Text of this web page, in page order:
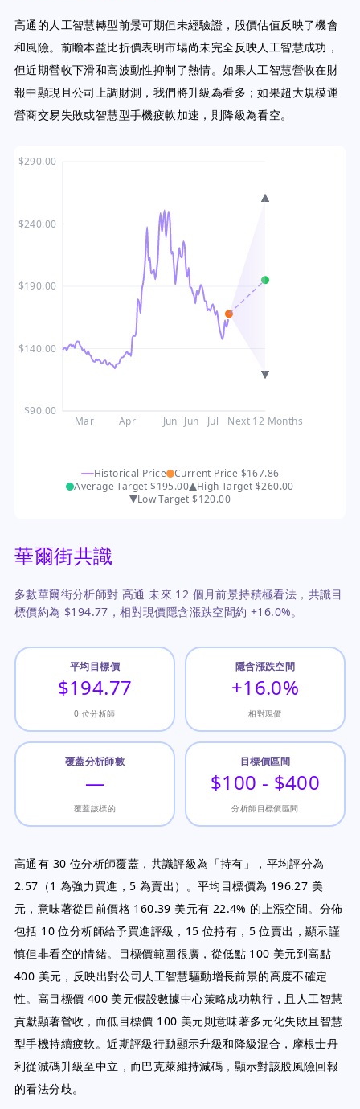
高通的人工智慧轉型前景可期但未經驗證，股價估值反映了機會
和風險。前瞻本益比折價表明市場尚未完全反映人工智慧成功，
但近期營收下滑和高波動性抑制了熱情。如果人工智慧營收在財
報中顯現且公司上調財測，我們將升級為看多；如果超大規模運
營商交易失敗或智慧型手機疲軟加速，則降級為看空。
$90.00
$140.00
$190.00
$240.00
$290.00
Mar Apr Jun Jun Jul Next 12 Months
Historical Price Current Price $167.86
Average Target$195.00 High Target $260.00
Low Target$120.00
華爾街共識
多數華爾街分析師對 高通 未來 12 個月前景持積極看法，共識目
標價約為 $194.77，相對現價隱含漲跌空間約 +16.0%。
平均目標價
$194.77
0 位分析師
隱含漲跌空間
+16.0%
相對現價
覆蓋分析師數
—
覆蓋該標的
目標價區間
$100 - $400
分析師目標價區間
高通有 30 位分析師覆蓋，共識評級為「持有」，平均評分為
2.57（1 為強力買進，5 為賣出）。平均目標價為 196.27 美
元，意味著從目前價格 160.39 美元有 22.4% 的上漲空間。分佈
包括 10 位分析師給予買進評級，15 位持有，5 位賣出，顯示謹
慎但非看空的情緒。目標價範圍很廣，從低點 100 美元到高點
400 美元，反映出對公司人工智慧驅動增長前景的高度不確定
性。高目標價 400 美元假設數據中心策略成功執行，且人工智慧
貢獻顯著營收，而低目標價 100 美元則意味著多元化失敗且智慧
型手機持續疲軟。近期評級行動顯示升級和降級混合，摩根士丹
利從減碼升級至中立，而巴克萊維持減碼，顯示對該股風險回報
的看法分歧。